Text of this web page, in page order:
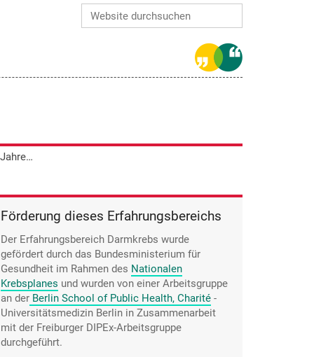
Erweiterte Suche…
Bei Karl Bergmann hatte sich nach 19 Jahren erneut ein Karzinom gebildet.
Förderung dieses Erfahrungsbereichs
Der Erfahrungsbereich Darmkrebs wurde
gefördert durch das Bundesministerium für
Gesundheit im Rahmen des Nationalen
Krebsplanes und wurden von einer Arbeitsgruppe
an der Berlin School of Public Health, Charité -
Universitätsmedizin Berlin in Zusammenarbeit
mit der Freiburger DIPEx-Arbeitsgruppe
durchgeführt.